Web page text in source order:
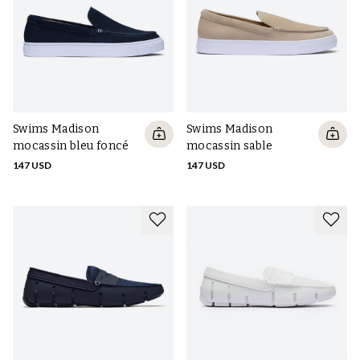
Les chaussures Swims taillent normalement, la plupart des gens
prennent la meme pointure que pour la plupart des autres baskets
Swims Madison
mocassin bleu foncé
147 USD
Swims Madison
mocassin sable
147 USD